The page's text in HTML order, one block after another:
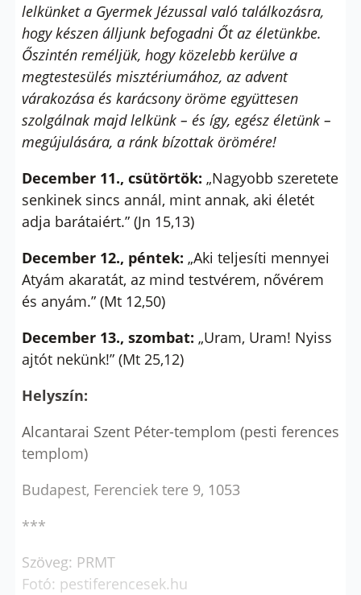
lelkünket a Gyermek Jézussal való találkozásra,
hogy készen álljunk befogadni Őt az életünkbe.
Őszintén reméljük, hogy közelebb kerülve a
megtestesülés misztériumához, az advent
várakozása és karácsony öröme együttesen
szolgálnak majd lelkünk – és így, egész életünk –
megújulására, a ránk bízottak örömére!
December 11., csütörtök: „Nagyobb szeretete
senkinek sincs annál, mint annak, aki életét
adja barátaiért.” (Jn 15,13)
December 12., péntek: „Aki teljesíti mennyei
Atyám akaratát, az mind testvérem, nővérem
és anyám.” (Mt 12,50)
December 13., szombat: „Uram, Uram! Nyiss
ajtót nekünk!” (Mt 25,12)
Helyszín:
Alcantarai Szent Péter-templom (pesti ferences
templom)
Budapest, Ferenciek tere 9, 1053
***
Szöveg: PRMT
Fotó: pestiferencesek.hu